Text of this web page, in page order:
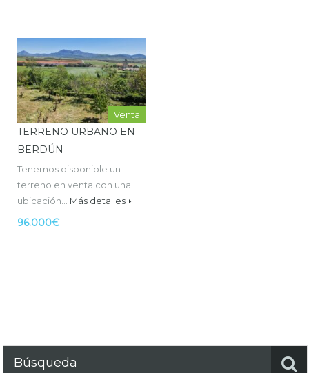
Venta
TERRENO URBANO EN
BERDÚN
Tenemos disponible un
terreno en venta con una
ubicación… Más detalles
96.000€
Búsqueda